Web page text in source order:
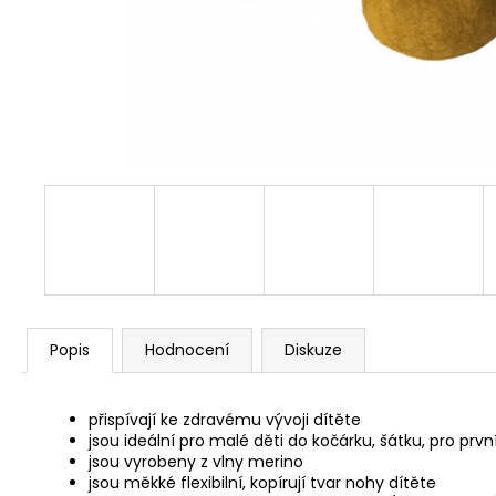
Popis Hodnocení Diskuze
přispívají ke zdravému vývoji dítěte
jsou ideální pro malé děti do kočárku, šátku, pro
jsou vyrobeny z vlny merino
jsou měkké flexibilní, kopírují tvar nohy dítěte